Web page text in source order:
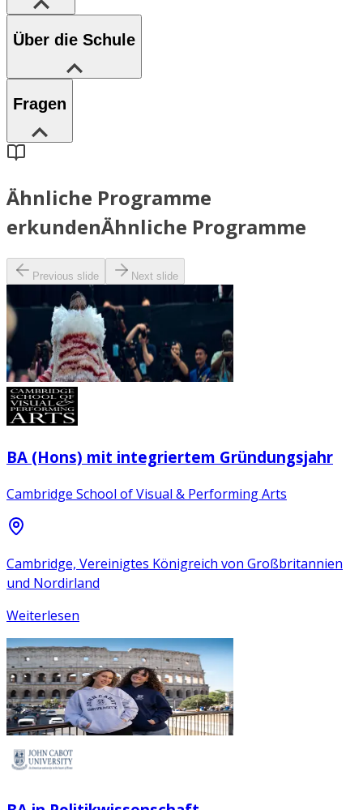
Über die Schule
Fragen
Ähnliche Programme
erkundenÄhnliche Programme
Previous slide Next slide
BA (Hons) mit integriertem Gründungsjahr
Cambridge School of Visual & Performing Arts
Cambridge, Vereinigtes Königreich von Großbritannien
und Nordirland
Weiterlesen